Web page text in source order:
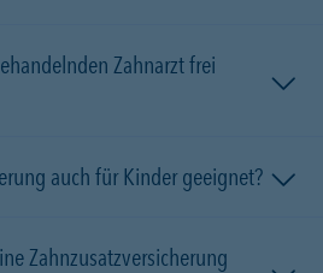
Zahnarzt frei
auch für Kinder geeignet?
Zahnzusatzversicherung